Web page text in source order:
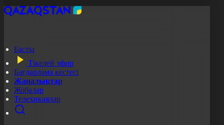
Басты
Тікелей эфир
Бағдарлама кестесі
Жаңалықтар
Жобалар
Телехикаялар